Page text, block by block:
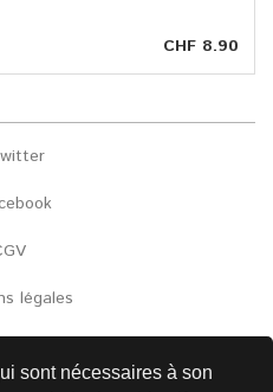
sont nécessaires à son
CHF 8.90
légales